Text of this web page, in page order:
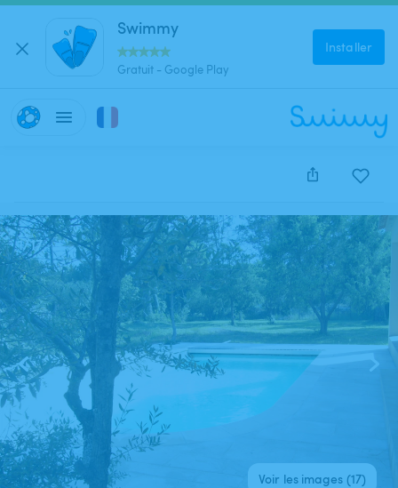
Swimmy
Gratuit - Google Play
Installer
Cette annonce est close et ne peut être réservée.
1/17
Voir les images (17)